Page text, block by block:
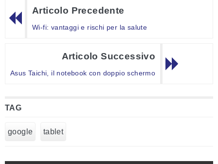
Articolo Precedente
Wi-fi: vantaggi e rischi per la salute
Articolo Successivo
Asus Taichi, il notebook con doppio schermo
TAG
google tablet